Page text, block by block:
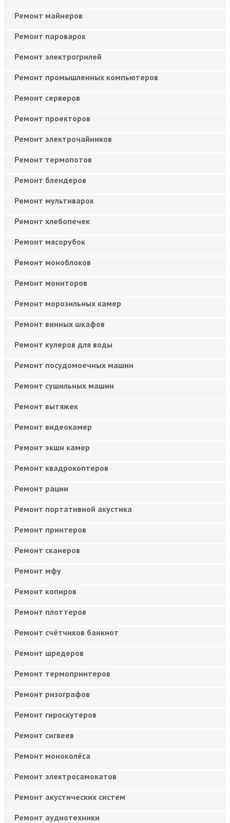
Ремонт майнеров
Ремонт пароварок
Ремонт электрогрилей
Ремонт промышленных компьютеров
Ремонт серверов
Ремонт проекторов
Ремонт электрочайников
Ремонт термопотов
Ремонт блендеров
Ремонт мультиварок
Ремонт хлебопечек
Ремонт мясорубок
Ремонт моноблоков
Ремонт мониторов
Ремонт морозильных камер
Ремонт винных шкафов
Ремонт кулеров для воды
Ремонт посудомоечных машин
Ремонт сушильных машин
Ремонт вытяжек
Ремонт видеокамер
Ремонт экшн камер
Ремонт квадрокоптеров
Ремонт рации
Ремонт портативной акустика
Ремонт принтеров
Ремонт сканеров
Ремонт мфу
Ремонт копиров
Ремонт плоттеров
Ремонт счётчиков банкнот
Ремонт шредеров
Ремонт термопринтеров
Ремонт ризографов
Ремонт гироскутеров
Ремонт сигвеев
Ремонт моноколёса
Ремонт электросамокатов
Ремонт акустических систем
Ремонт аудиотехники